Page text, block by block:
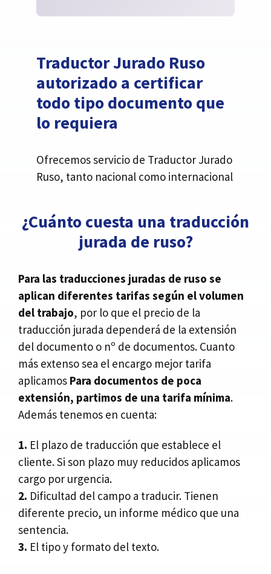
Traductor Jurado Ruso
autorizado a certificar
todo tipo documento que
lo requiera
Ofrecemos servicio de Traductor Jurado
Ruso, tanto nacional como internacional
¿Cuánto cuesta una traducción
jurada de ruso?
Para las traducciones juradas de ruso se
aplican diferentes tarifas según el volumen
del trabajo, por lo que el precio de la
traducción jurada dependerá de la extensión
del documento o nº de documentos. Cuanto
más extenso sea el encargo mejor tarifa
aplicamos Para documentos de poca
extensión, partimos de una tarifa mínima.
Además tenemos en cuenta:
1. El plazo de traducción que establece el
cliente. Si son plazo muy reducidos aplicamos
cargo por urgencia.
2. Dificultad del campo a traducir. Tienen
diferente precio, un informe médico que una
sentencia.
3. El tipo y formato del texto.